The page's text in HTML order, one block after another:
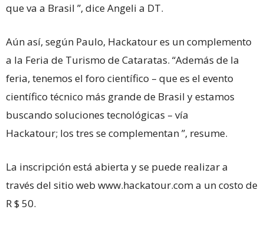
que va a Brasil ”, dice Angeli a DT.
Aún así, según Paulo, Hackatour es un complemento
a la Feria de Turismo de Cataratas. “Además de la
feria, tenemos el foro científico – que es el evento
científico técnico más grande de Brasil y estamos
buscando soluciones tecnológicas – vía
Hackatour; los tres se complementan ”, resume.
La inscripción está abierta y se puede realizar a
través del sitio web www.hackatour.com a un costo de
R $ 50.